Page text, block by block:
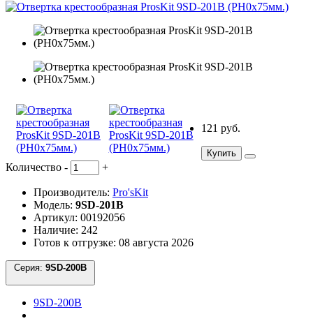
121 руб.
Купить
Количество - +
Производитель: Pro'sKit
Модель: 9SD-201B
Артикул: 00192056
Наличие: 242
Готов к отгрузке: 08 августа 2026
Серия:
9SD-200B